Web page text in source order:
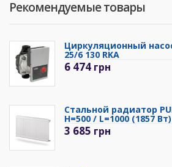
Рекомендуемые товары
Циркуляционный
25/6 130 RKA
6 474 грн
Стальной радиатор
H=500 / L=1000 (1857 Вт)
3 685 грн